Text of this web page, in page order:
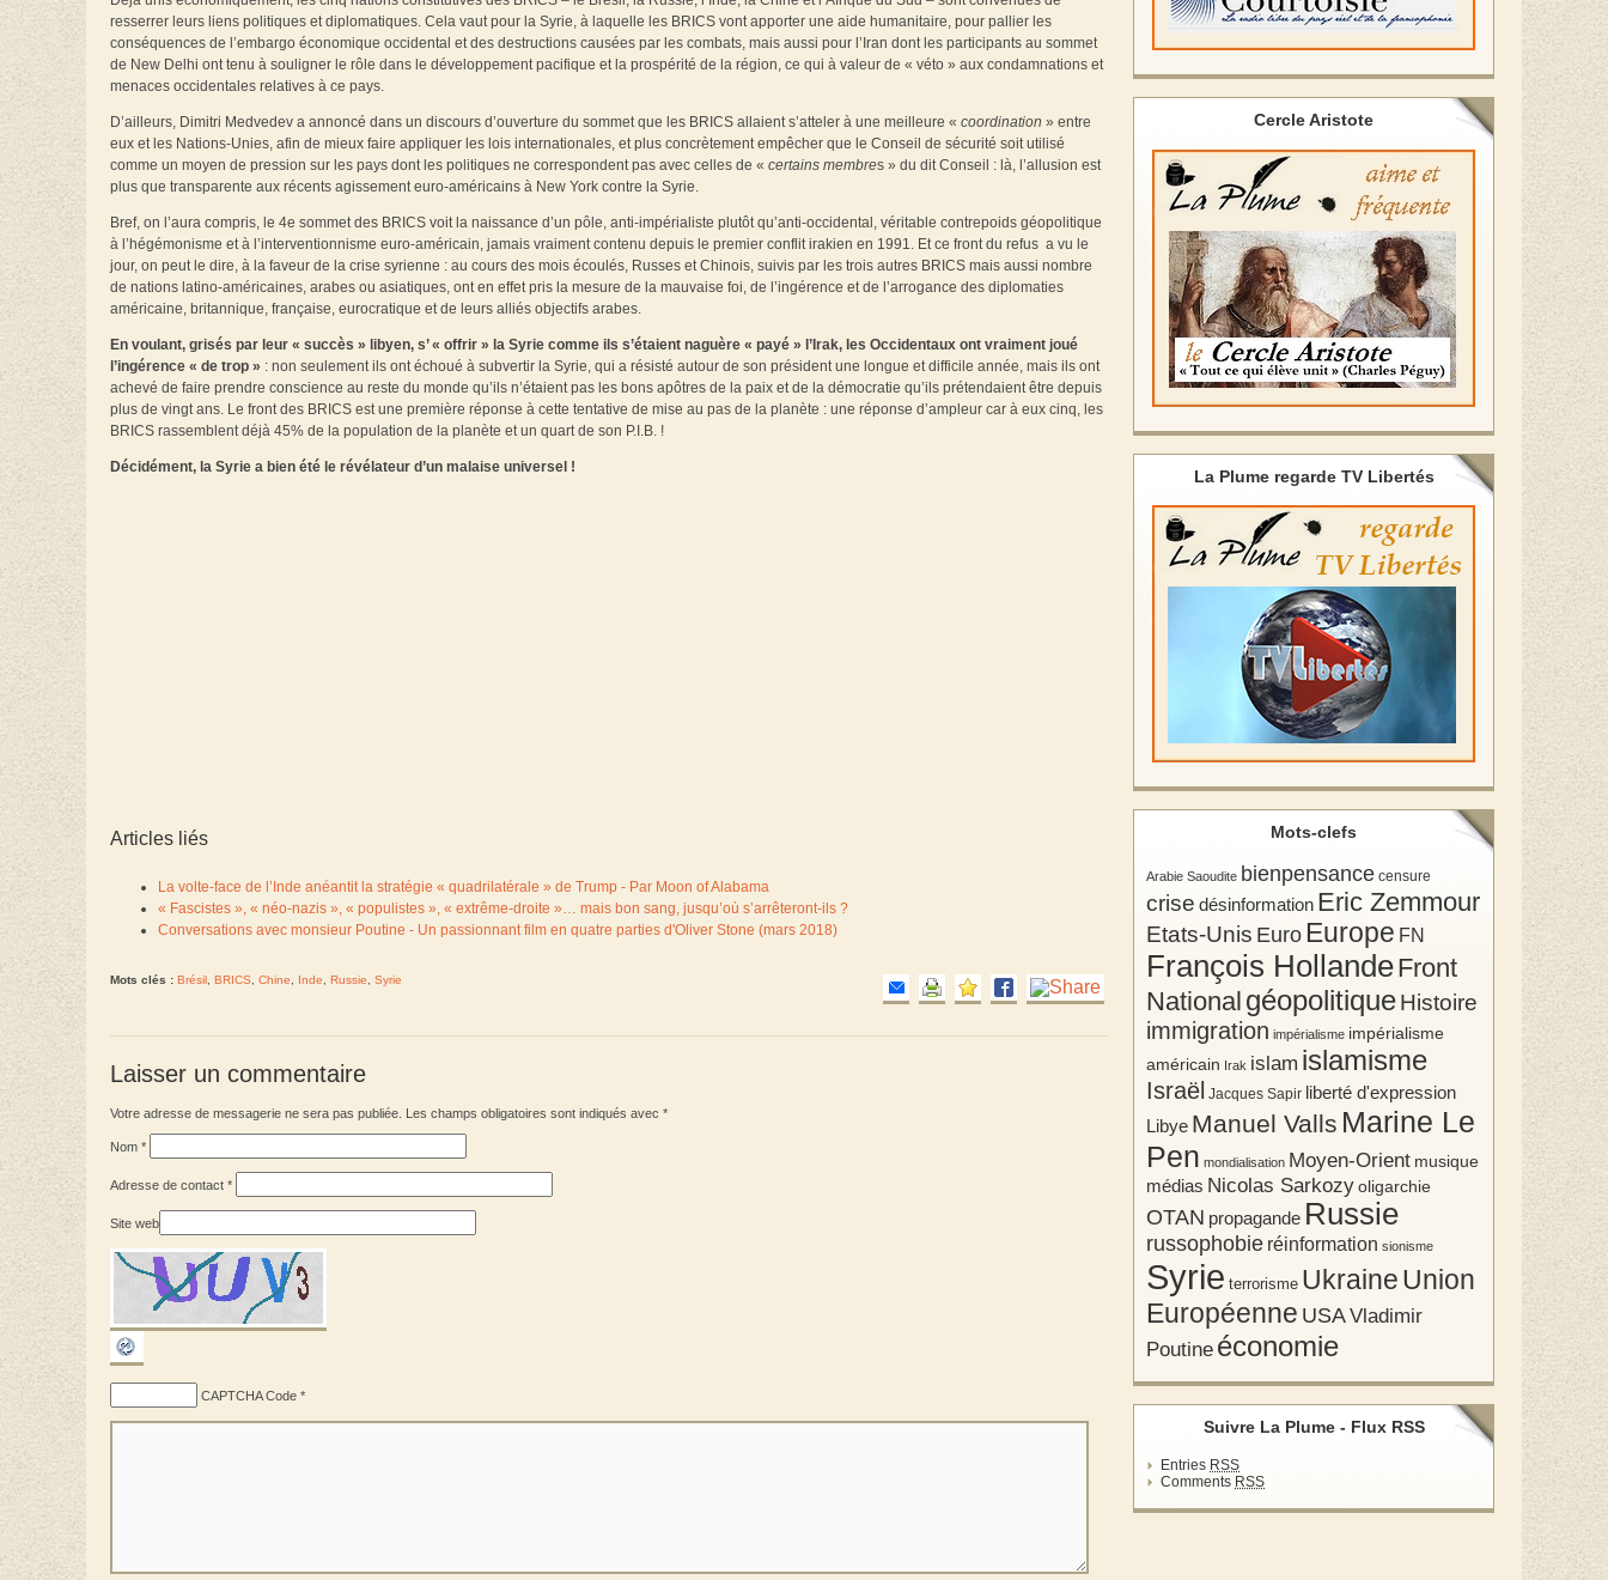
resserrer leurs liens politiques et diplomatiques. Cela vaut pour la Syrie, à laquelle les BRICS vont apporter une aide humanitaire, pour pallier les
conséquences de l’embargo économique occidental et des destructions causées par les combats, mais aussi pour l’Iran dont les participants au sommet
de New Delhi ont tenu à souligner le rôle dans le développement pacifique et la prospérité de la région, ce qui à valeur de « véto » aux condamnations et
menaces occidentales relatives à ce pays.
D’ailleurs, Dimitri Medvedev a annoncé dans un discours d’ouverture du sommet que les BRICS allaient s’atteler à une meilleure « coordination » entre
eux et les Nations-Unies, afin de mieux faire appliquer les lois internationales, et plus concrètement empêcher que le Conseil de sécurité soit utilisé
comme un moyen de pression sur les pays dont les politiques ne correspondent pas avec celles de « certains membres » du dit Conseil : là, l’allusion est
plus que transparente aux récents agissement euro-américains à New York contre la Syrie.
Bref, on l’aura compris, le 4e sommet des BRICS voit la naissance d’un pôle, anti-impérialiste plutôt qu’anti-occidental, véritable contrepoids géopolitique
à l’hégémonisme et à l’interventionnisme euro-américain, jamais vraiment contenu depuis le premier conflit irakien en 1991. Et ce front du refus a vu le
jour, on peut le dire, à la faveur de la crise syrienne : au cours des mois écoulés, Russes et Chinois, suivis par les trois autres BRICS mais aussi nombre
de nations latino-américaines, arabes ou asiatiques, ont en effet pris la mesure de la mauvaise foi, de l’ingérence et de l’arrogance des diplomaties
américaine, britannique, française, eurocratique et de leurs alliés objectifs arabes.
En voulant, grisés par leur « succès » libyen, s’ « offrir » la Syrie comme ils s’étaient naguère « payé » l’Irak, les Occidentaux ont vraiment joué
l’ingérence « de trop » : non seulement ils ont échoué à subvertir la Syrie, qui a résisté autour de son président une longue et difficile année, mais ils ont
achevé de faire prendre conscience au reste du monde qu’ils n’étaient pas les bons apôtres de la paix et de la démocratie qu’ils prétendaient être depuis
plus de vingt ans. Le front des BRICS est une première réponse à cette tentative de mise au pas de la planète : une réponse d’ampleur car à eux cinq, les
BRICS rassemblent déjà 45% de la population de la planète et un quart de son P.I.B. !
Décidément, la Syrie a bien été le révélateur d’un malaise universel !
Articles liés
La volte-face de l’Inde anéantit la stratégie « quadrilatérale » de Trump - Par Moon of Alabama
« Fascistes », « néo-nazis », « populistes », « extrême-droite »… mais bon sang, jusqu’où s’arrêteront-ils ?
Conversations avec monsieur Poutine - Un passionnant film en quatre parties d'Oliver Stone (mars 2018)
Mots clés : Brésil BRICS Chine Inde Russie Syrie
Laisser un commentaire
Votre adresse de messagerie ne sera pas publiée. Les champs obligatoires sont indiqués avec *
Nom *
Adresse de contact *
Site web
CAPTCHA Code *
Cercle Aristote
La Plume regarde TV Libertés
Mots-clefs
Arabie Saoudite bienpensance censure
crise désinformation Eric Zemmour
Etats-Unis Euro Europe FN
François HollandeFront
National géopolitiqueHistoire
immigration impérialisme impérialisme
américain Irak islam islamisme
Israël Jacques Sapir liberté d'expression
Libye Manuel Valls Marine Le
Pen mondialisation Moyen-Orient musique
médias Nicolas Sarkozyoligarchie
OTAN propagande Russie
russophobie réinformation sionisme
Syrie terrorisme Ukraine Union
Européenne USAVladimir
Poutine économie
Suivre La Plume - Flux RSS
Entries RSS
Comments RSS